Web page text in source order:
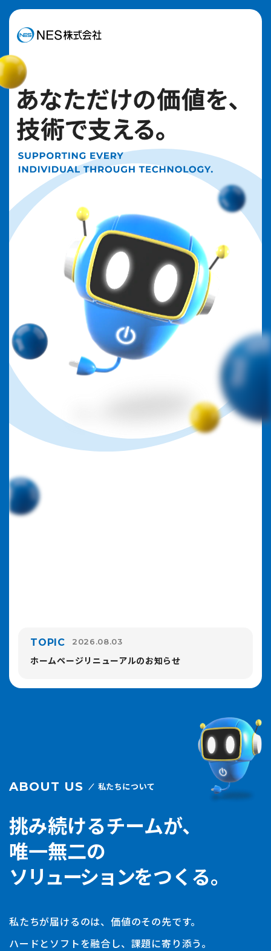
TOPIC 2026.08.03
ホームページリニューアルのお知らせ
ABOUT US 私たちについて
挑み続けるチームが、
唯一無二の
ソリューションをつくる。
私たちが届けるのは、価値のその先です。
ハードとソフトを融合し、課題に寄り添う。